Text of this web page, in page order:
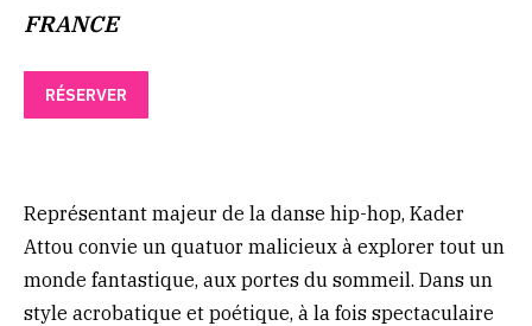
FRANCE
RÉSERVER
Représentant majeur de la danse hip-hop, Kader
Attou convie un quatuor malicieux à explorer tout un
monde fantastique, aux portes du sommeil. Dans un
style acrobatique et poétique, à la fois spectaculaire